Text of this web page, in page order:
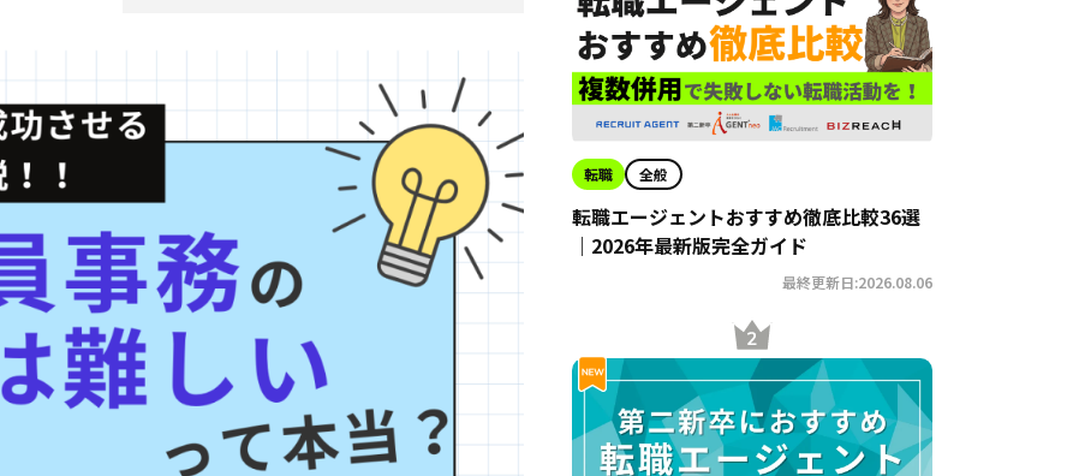
転職 全般
転職エージェントおすすめ徹底比較36選
｜2026年最新版完全ガイド
最終更新日:2026.08.06